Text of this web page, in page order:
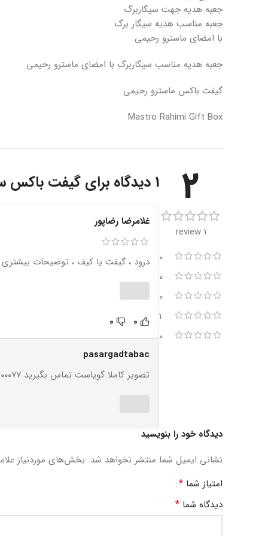
جعبه هدیه جهت سیگاربرگ
جعبه مناسب هدیه سیگار برگ
با امضای ماسترو رحیمی
جعبه هدیه مناسب سیگاربرگ با امضای ماسترو رحیمی
گیفت باکس ماسترو رحیمی
Mastro Rahimi Gift Box
2
1 review
0
0
0
1
0
1 دیدگاه برای گیفت باکس
غلامرضا رضاپور
درود ، گیفت یا کیف ، توضیحات بیشتری
0
0
pasargadtabac
تصویر کاملا گویاست تماس بگیرید ۰۹۳۵۲۲۰۰۰۷۷ جعبه هدیه برای چینش سیگاربرگ است
دیدگاه خود را بنویسید
نشانی ایمیل شما منتشر نخواهد شد. بخش‌های موردنیاز
امتیاز شما *
دیدگاه شما *